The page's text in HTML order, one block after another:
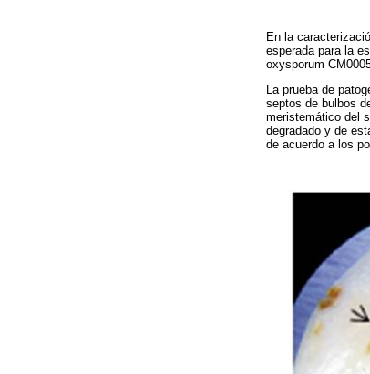
En la
esperada para la
oxysporum
La prueba de
septos de bulbos
meristemático del
degradado y de
de acuerdo a los